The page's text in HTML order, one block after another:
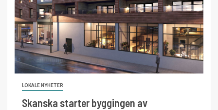
LOKALE NYHETER
Skanska starter byggingen av